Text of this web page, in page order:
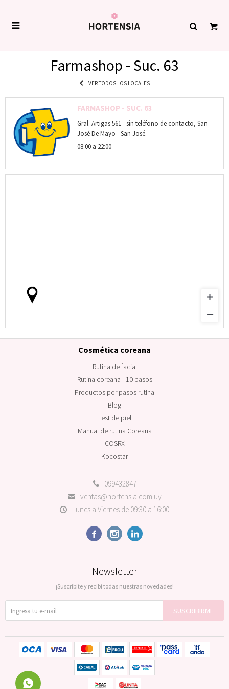

Farmashop - Suc. 63
VER TODOS LOS LOCALES
FARMASHOP - SUC. 63
Gral. Artigas 561 - sin teléfono de contacto, San
José De Mayo - San José.
08:00 a 22:00
099432847
ventas@hortensia.com.uy
Lunes a Viernes de 09:30 a 16:00
  
Cosmética coreana
Rutina de facial
Rutina coreana - 10 pasos
Productos por pasos rutina
Blog
Test de piel
Manual de rutina Coreana
COSRX
Kocostar
Newsletter
¡Suscribite y recibí todas nuestras novedades!
SUSCRIBIRME